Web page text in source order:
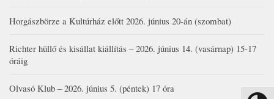
Horgászbörze a Kultúrház előtt 2026. június 20-án (szombat)
Richter hüllő és kisállat kiállítás – 2026. június 14. (vasárnap) 15-17
óráig
Olvasó Klub – 2026. június 5. (péntek) 17 óra